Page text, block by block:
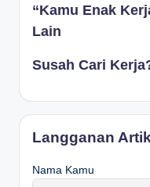
“Kamu Enak
Lain
Susah Cari
Langganan
Nama Kamu